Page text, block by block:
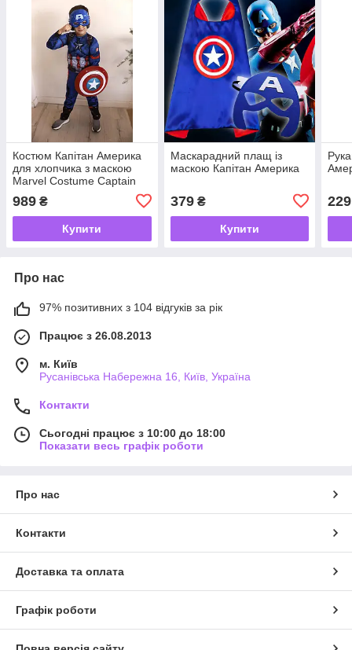
Костюм Капітан Америка
для хлопчика з маскою
Marvel Costume Captain
989 ₴
Купити
Маскарадний плащ із
маскою Капітан Америка
379₴
Купити
229
Про нас
97% позитивних з 104 відгуків за рік
Працює з 26.08.2013
м. Київ
Русанівська Набережна 16, Київ, Україна
Контакти
Сьогодні працює з 10:00 до 18:00
Показати весь графік роботи
Про нас
Контакти
Доставка та оплата
Графік роботи